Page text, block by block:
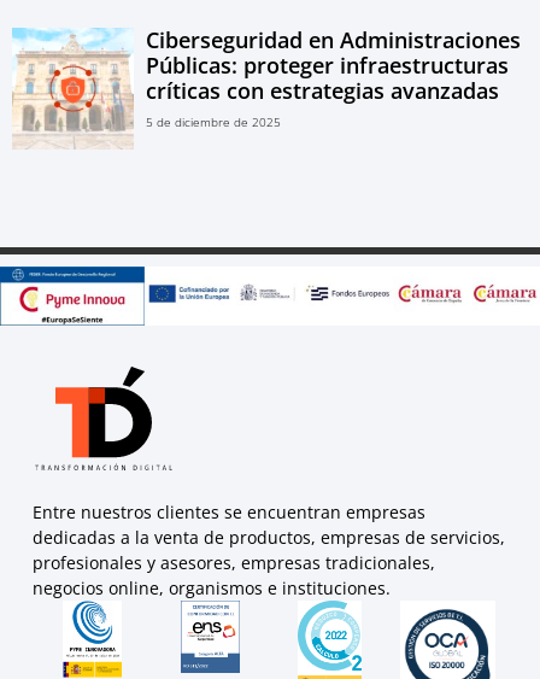
Ciberseguridad en Administraciones
Públicas: proteger infraestructuras
críticas con estrategias avanzadas
5 de diciembre de 2025
Entre nuestros clientes se encuentran empresas
dedicadas a la venta de productos, empresas de servicios,
profesionales y asesores, empresas tradicionales,
negocios online, organismos e instituciones.